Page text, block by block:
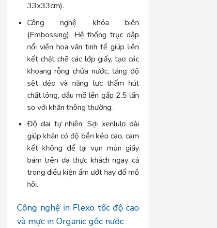
33x33cm).
Công nghệ khóa biên
(Embossing): Hệ thống trục dập
nổi viền hoa văn tinh tế giúp liên
kết chặt chẽ các lớp giấy, tạo các
khoang rỗng chứa nước, tăng độ
sệt dẻo và năng lực thấm hút
chất lỏng, dầu mỡ lên gấp 2.5 lần
so với khăn thông thường.
Độ dai tự nhiên: Sợi xenlulo dài
giúp khăn có độ bền kéo cao, cam
kết không để lại vụn mủn giấy
bám trên da thực khách ngay cả
trong điều kiện ẩm ướt hay đổ mồ
hôi.
Công nghệ in Flexo tốc độ cao
và mực in Organic gốc nước